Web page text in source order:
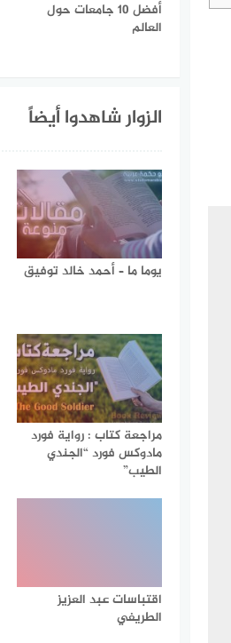
أفضل 10 جامعات حول
العالم
الزوار شاهدوا أيضاً
يوما ما – أحمد خالد توفيق
مراجعة كتاب : رواية فورد
مادوكس فورد “الجندي
الطيب”
اقتباسات عبد العزيز
الطريفي